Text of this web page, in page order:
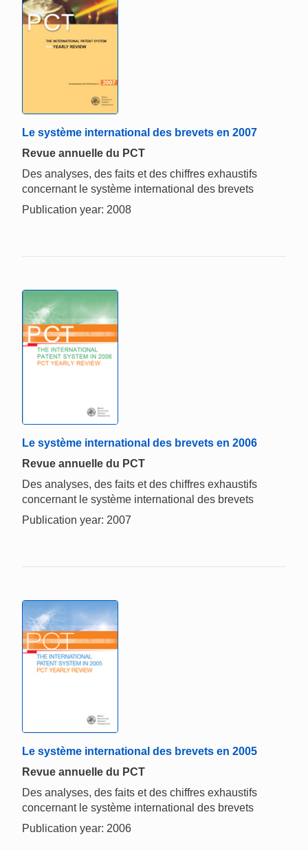
Le système international des brevets en 2007
Revue annuelle du PCT
Des analyses, des faits et des chiffres exhaustifs
concernant le système international des brevets
Publication year: 2008
Le système international des brevets en 2006
Revue annuelle du PCT
Des analyses, des faits et des chiffres exhaustifs
concernant le système international des brevets
Publication year: 2007
Le système international des brevets en 2005
Revue annuelle du PCT
Des analyses, des faits et des chiffres exhaustifs
concernant le système international des brevets
Publication year: 2006